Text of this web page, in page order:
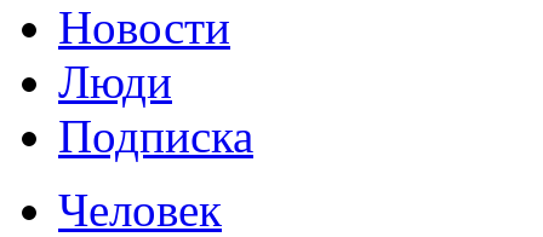
Новости
Люди
Подписка
Человек